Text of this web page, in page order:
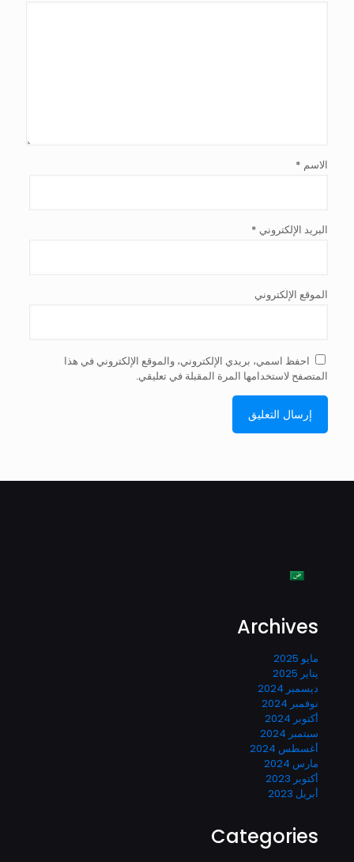
الاسم *
البريد الإلكتروني *
الموقع الإلكتروني
احفظ اسمي، بريدي الإلكتروني، والموقع الإلكتروني في هذا
المتصفح لاستخدامها المرة المقبلة في تعليقي.
Archives
مايو 2025
يناير 2025
ديسمبر 2024
نوفمبر 2024
أكتوبر 2024
سبتمبر 2024
أغسطس 2024
مارس 2024
أكتوبر 2023
أبريل 2023
Categories